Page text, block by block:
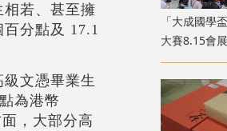
若、甚至擁
分點及 17.1
文憑畢業生
為港幣
，大部分高
「大成國學
大賽8.15會
岸四地選手